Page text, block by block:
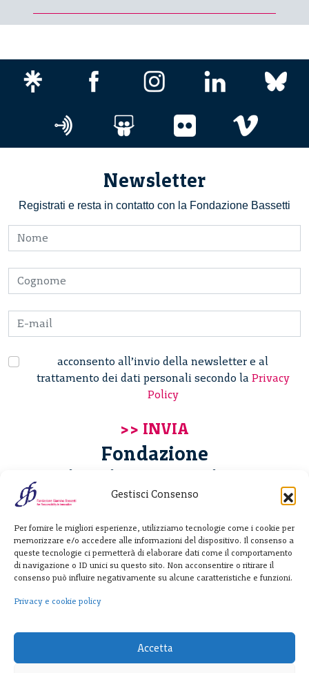
Gestisci Consenso
Per fornire le migliori esperienze, utilizziamo tecnologie come i cookie per
memorizzare e/o accedere alle informazioni del dispositivo. Il consenso a
queste tecnologie ci permetterà di elaborare dati come il comportamento
di navigazione o ID unici su questo sito. Non acconsentire o ritirare il
consenso può influire negativamente su alcune caratteristiche e funzioni.
Privacy e cookie policy
Accetta
Newsletter
Registrati e resta in contatto con la Fondazione Bassetti
acconsento all’invio della newsletter e al
trattamento dei dati personali secondo la Privacy
Policy
Fondazione
Giannino Bassetti ETS
20122 Milano - Italia
T. +39 02 781933
F. + 39 02 76392030
info@fondazionebassetti.org
p.i. 12520270153